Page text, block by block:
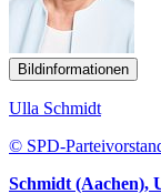
Bildinformationen
Ulla Schmidt
© SPD-
Schmidt (Aachen),